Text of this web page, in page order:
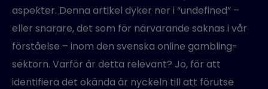
aspekter. Denna artikel dyker ner i “undefined” –
eller snarare, det som för närvarande saknas i vår
förståelse – inom den svenska online gambling-
sektorn. Varför är detta relevant? Jo, för att
identifiera det okända är nyckeln till att förutse